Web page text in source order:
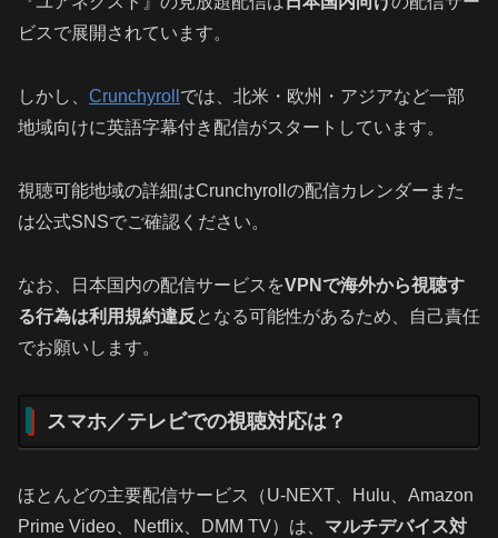
ビスで展開されています。
しかし、 Crunchyroll では、北米・欧州・アジアなど一部
地域向けに英語字幕付き配信がスタートしています。
視聴可能地域の詳細はCrunchyrollの配信カレンダーまた
は公式SNSでご確認ください。
なお、日本国内の配信サービスをVPNで海外から視聴す
る行為は利用規約違反 となる可能性があるため、自己責任
でお願いします。
スマホ／テレビでの視聴対応は？
ほとんどの主要配信サービス（U‑NEXT、Hulu、Amazon
Prime Video、Netflix、DMM TV）は、 マルチデバイス対